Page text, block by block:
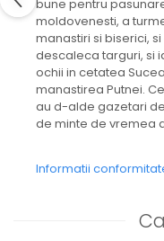
bune pentru
moldovenesti, a
manastiri si biserici,
descaleca targuri, si
ochii in cetatea
manastirea Putnei.
au d-alde gazetari
de minte de vremea
Informatii